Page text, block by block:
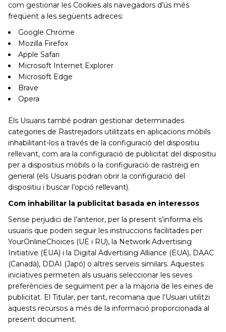
com gestionar les Cookies als navegadors d’ús més
freqüent a les següents adreces:
Google Chrome
Mozilla Firefox
Apple Safari
Microsoft Internet Explorer
Microsoft Edge
Brave
Opera
Els Usuaris també podran gestionar determinades
categories de Rastrejadors utilitzats en aplicacions mòbils
inhabilitant-los a través de la configuració del dispositiu
rellevant, com ara la configuració de publicitat del dispositiu
per a dispositius mòbils o la configuració de rastreig en
general (els Usuaris podran obrir la configuració del
dispositiu i buscar l’opció rellevant).
Com inhabilitar la publicitat basada en interessos
Sense perjudici de l’anterior, per la present s’informa els
usuaris que poden seguir les instruccions facilitades per
YourOnlineChoices (UE i RU), la Network Advertising
Initiative (EUA) i la Digital Advertising Alliance (EUA), DAAC
(Canadà), DDAI (Japó) o altres serveis similars. Aquestes
iniciatives permeten als usuaris seleccionar les seves
preferències de seguiment per a la majoria de les eines de
publicitat. El Titular, per tant, recomana que l’Usuari utilitzi
aquests recursos a més de la informació proporcionada al
present document.